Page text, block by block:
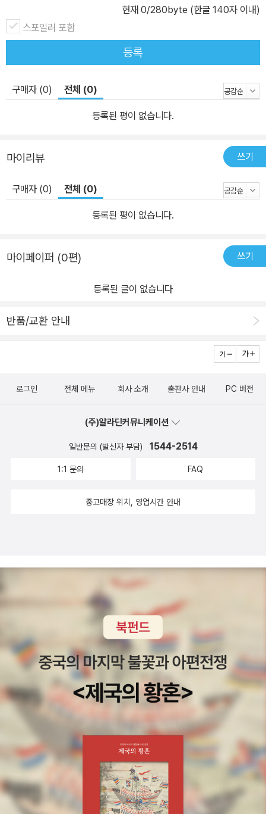
현재 0/280byte (한글 140자 이내)
스포일러 포함
등록
구매자 (0) 전체 (0)
등록된 평이 없습니다.
마이리뷰 쓰기
구매자 (0) 전체 (0)
등록된 평이 없습니다.
마이페이퍼 (0편) 쓰기
등록된 글이 없습니다
반품/교환 안내
로그인 전체 메뉴 회사 소개 출판사 안내 PC 버전
(주)알라딘커뮤니케이션
일반문의 (발신자 부담) 1544-2514
1:1 문의 FAQ
중고매장 위치, 영업시간 안내